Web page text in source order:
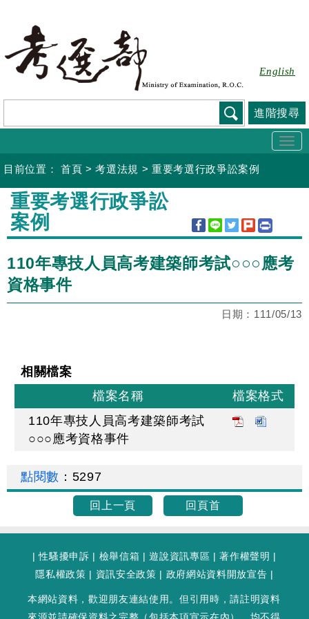
要
容
English
進階搜尋
目前位置： 首頁 >考選法規 >重要考選行政爭訟案例
:::
重要考選行政爭訟
案例
110年專技人員高考建築師考試○○○應考
資格事件
日期： 111/05/13
相關檔案
檔案名稱
檔案格式
110年專技人員高考建築師考試
○○○應考資格事件
點閱數 ： 5297
回上一頁 回頁首
|性騷擾申訴 | 檢舉信箱 |遊說資訊專區 |著作權聲明 |
隱私權政策 | 資訊安全政策 | 政府網站資料開放宣告 |
本網站資料，歡迎朋友連結使用。但引用時，請註明資料